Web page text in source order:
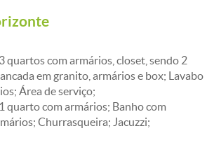
quartos com armários, closet, sendo 2
em granito, armários e box; Lavabo
Área de serviço;
quarto com armários; Banho com
Churrasqueira; Jacuzzi;